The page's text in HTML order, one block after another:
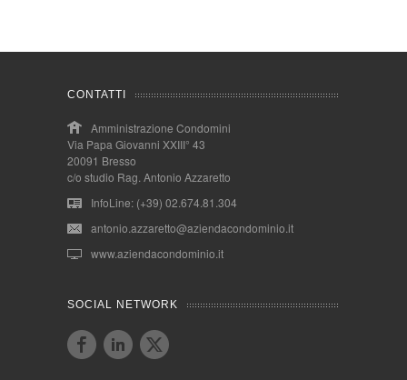
CONTATTI
Amministrazione Condomini
Via Papa Giovanni XXIII° 43
20091 Bresso
c/o studio Rag. Antonio Azzaretto
InfoLine: (+39) 02.674.81.304
antonio.azzaretto@aziendacondominio.it
www.aziendacondominio.it
SOCIAL NETWORK